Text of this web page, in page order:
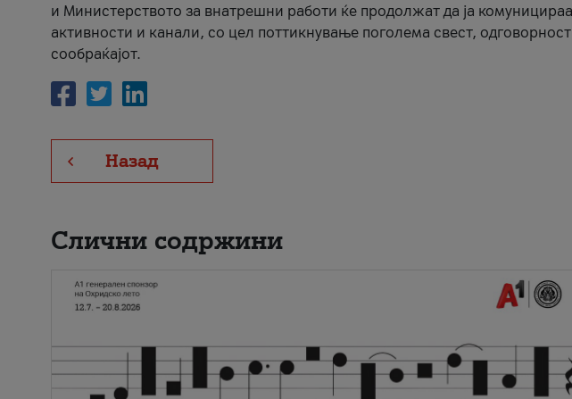
и Министерството за внатрешни работи ќе продолжат да ја
активности и канали, со цел поттикнување поголема свест,
сообраќајот.
Назад
Слични содржини